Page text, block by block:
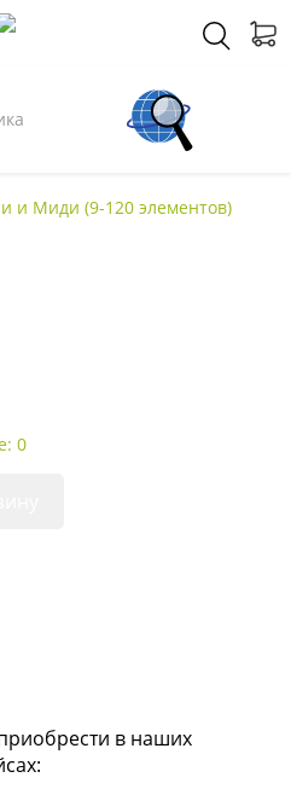
и Миди (9-120 элементов)
0
в наших